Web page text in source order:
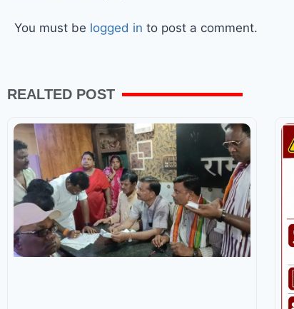
You must be logged in to post a comment.
REALTED POST